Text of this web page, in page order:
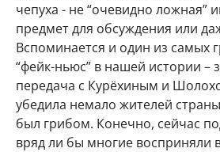
чепуха - не “очевидно ложная”
предмет для обсуждения или
Вспоминается и один из самых
“фейк-ньюс” в нашей истории –
передача с Курёхиным и
убедила немало жителей
был грибом. Конечно, сейчас
вряд ли бы многие восприняли